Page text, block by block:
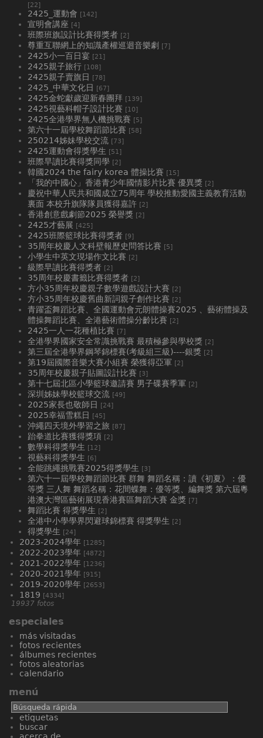
[22]
2425_運動會 [142]
宣明會講座 [4]
班際班旗設計比賽得獎者 [2]
尊重互聯網上的知識產權巡迴音樂劇 [7]
2425小一百日宴 [21]
2425親子旅行 [108]
2425親子賣旗日 [78]
2425_中華文化日 [67]
2425金蛇獻歲迎新春團拜 [139]
2425視藝科帽子設計比賽 [10]
2425全港學界無人機挑戰賽 [5]
第六十一屆學校舞蹈節比賽 [58]
250214姊妹學校交流 [73]
2425運動會得獎學生 [51]
班際早讀比賽得獎同學 [2]
韓國2024 the fairy korea 體操比賽 [15]
「我的中國心」香港青少年國情影片比賽 優異獎 [2]
慶祝中華人民共和國成立75周年 學校推動愛國主義教育活動
裏面 本校升旗隊隊員獲得嘉許 [2]
香港創意戲劇節2025 榮譽獎 [2]
2425才藝展 [425]
2425班際籃球比賽得獎者 [9]
35周年校慶人文科壁報歷史問答比賽 [5]
小學生中英文現場作文比賽 [2]
級際早讀比賽得獎者 [2]
35周年校慶書籤比賽得獎者 [2]
方小35周年校慶親子數學遊戲設計大賽 [2]
方小35周年校慶舊曲新詞親子創作比賽 [2]
青躍盃舞蹈比賽、全國運動會元朗體操賽2025 、藝術體操及
體操舞蹈比賽、全港藝術體操分齡比賽 [2]
2425一人一花種植比賽 [7]
全港學界國家安全常識挑戰賽 最積極參與學校獎 [2]
第三屆全港學界鋼琴錦標賽(考級組三級)----銀獎 [2]
第19屆國際音樂大賽小組賽 榮獲得亞軍 [2]
35周年校慶親子貼圖設計比賽 [3]
第十七屆北區小學籃球邀請賽 男子碟賽季軍 [2]
深圳姊妹學校籃球交流 [49]
2025家長也敬師日 [24]
2025幸福雪糕日 [45]
沖繩四天境外學習之旅 [87]
跆拳道比賽獲得獎項 [2]
數學科得獎學生 [12]
視藝科得獎學生 [6]
全能跳繩挑戰賽2025得獎學生 [3]
第六十一屆學校舞蹈節比賽 群舞 舞蹈名稱：讀《初夏》：優
等獎 三人舞 舞蹈名稱：花間蝶舞：優等獎、編舞獎 第六屆粵
港澳大灣區藝術展現香港賽區舞蹈大賽 金獎 [7]
舞蹈比賽 得獎學生 [2]
全港中小學學界閃避球錦標賽 得獎學生 [2]
得獎學生 [24]
2023-2024學年 [1285]
2022-2023學年 [4872]
2021-2022學年 [1236]
2020-2021學年 [915]
2019-2020學年 [2653]
1819 [4334]
19937 fotos
especiales
más visitadas
fotos recientes
álbumes recientes
fotos aleatorias
calendario
menú
etiquetas
buscar
acerca de